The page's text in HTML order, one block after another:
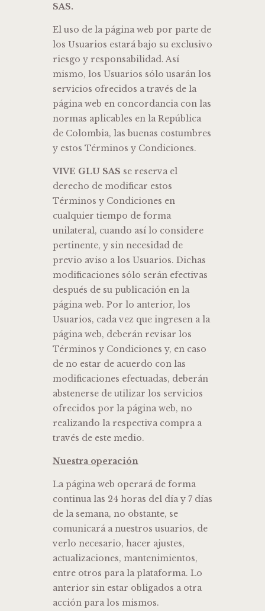
SAS.
El uso de la página web por parte de
los Usuarios estará bajo su exclusivo
riesgo y responsabilidad. Así
mismo, los Usuarios sólo usarán los
servicios ofrecidos a través de la
página web en concordancia con las
normas aplicables en la República
de Colombia, las buenas costumbres
y estos Términos y Condiciones.
VIVE GLU SAS se reserva el
derecho de modificar estos
Términos y Condiciones en
cualquier tiempo de forma
unilateral, cuando así lo considere
pertinente, y sin necesidad de
previo aviso a los Usuarios. Dichas
modificaciones sólo serán efectivas
después de su publicación en la
página web. Por lo anterior, los
Usuarios, cada vez que ingresen a la
página web, deberán revisar los
Términos y Condiciones y, en caso
de no estar de acuerdo con las
modificaciones efectuadas, deberán
abstenerse de utilizar los servicios
ofrecidos por la página web, no
realizando la respectiva compra a
través de este medio.
Nuestra operación
La página web operará de forma
continua las 24 horas del día y 7 días
de la semana, no obstante, se
comunicará a nuestros usuarios, de
verlo necesario, hacer ajustes,
actualizaciones, mantenimientos,
entre otros para la plataforma. Lo
anterior sin estar obligados a otra
acción para los mismos.